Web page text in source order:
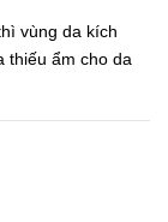
vùng da kích
thiếu ẩm cho da